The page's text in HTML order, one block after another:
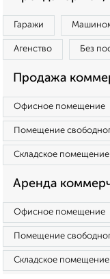
Гаражи
Агенство Без
Продажа
Офисное помещение
Помещение
Складское помещение
Аренда
Офисное помещение
Помещение
Складское помещение